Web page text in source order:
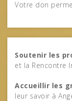
Votre don
Soutenir les
et la Rencontre
Accueillir les
leur savoir à